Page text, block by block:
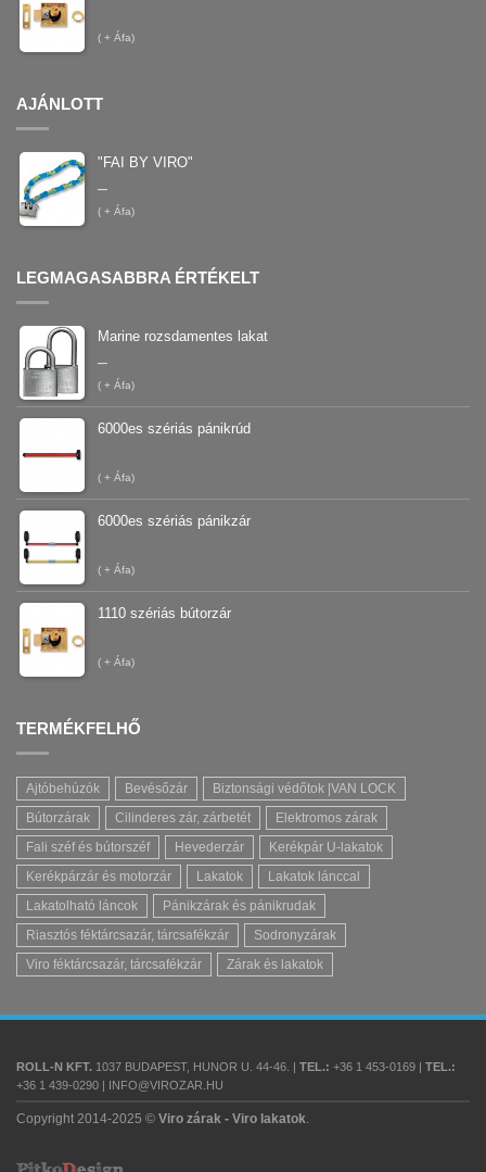
( + Áfa)
AJÁNLOTT
"FAI BY VIRO"
–
( + Áfa)
LEGMAGASABBRA ÉRTÉKELT
Marine rozsdamentes lakat
–
( + Áfa)
6000es szériás pánikrúd
( + Áfa)
6000es szériás pánikzár
( + Áfa)
1110 szériás bútorzár
( + Áfa)
TERMÉKFELHŐ
Ajtóbehúzók Bevésőzár
Biztonsági védőtok |VAN LOCK
Bútorzárak
Cilinderes zár, zárbetét
Elektromos zárak
Fali széf és bútorszéf
Hevederzár
Kerékpár U-lakatok
Kerékpárzár és motorzár
Lakatok
Lakatok lánccal
Lakatolható láncok
Pánikzárak és pánikrudak
Riasztós féktárcsazár, tárcsafékzár
Sodronyzárak
Viro féktárcsazár, tárcsafékzár
Zárak és lakatok
ROLL-N KFT. 1037 BUDAPEST, HUNOR U. 44-46. | TEL.: +36 1 453-0169 | TEL.:
+36 1 439-0290 | INFO@VIROZAR.HU
Copyright 2014-2025 © Viro zárak - Viro lakatok